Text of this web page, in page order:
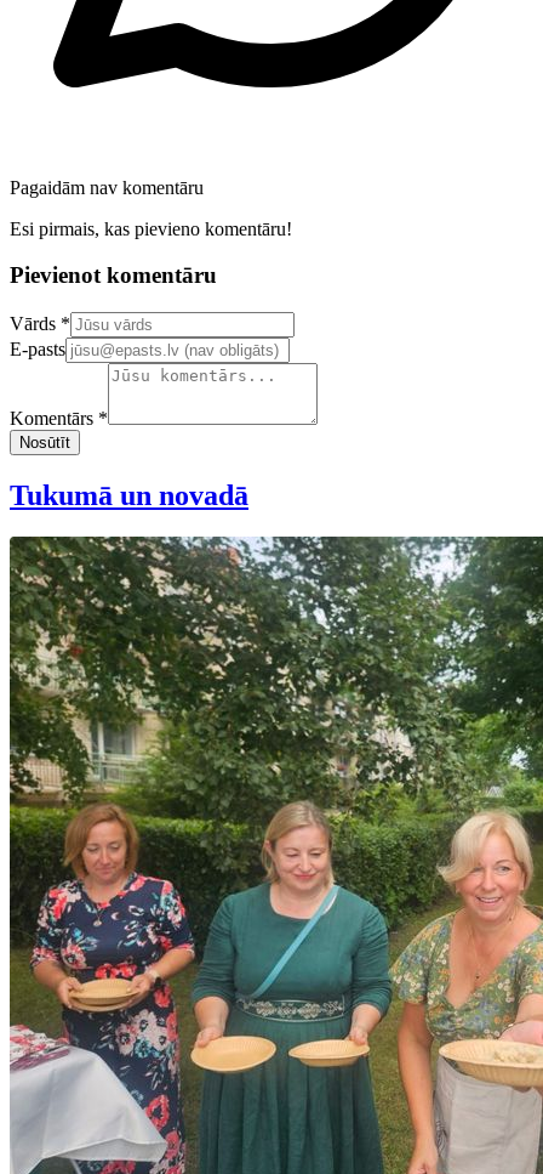
Pagaidām nav komentāru
Esi pirmais, kas pievieno komentāru!
Pievienot komentāru
Confirm your email address
Vārds *
E-pasts
Komentārs *
Nosūtīt
Tukumā un novadā